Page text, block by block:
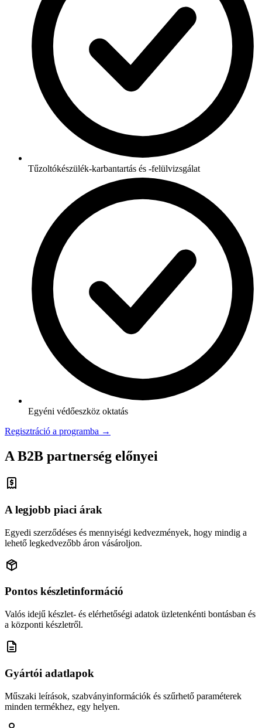
Tűzoltókészülék-karbantartás és -felülvizsgálat
Egyéni védőeszköz oktatás
Regisztráció a programba →
A B2B partnerség előnyei
A legjobb piaci árak
Egyedi szerződéses és mennyiségi kedvezmények, hogy mindig a
lehető legkedvezőbb áron vásároljon.
Pontos készletinformáció
Valós idejű készlet- és elérhetőségi adatok üzletenkénti bontásban és
a központi készletről.
Gyártói adatlapok
Műszaki leírások, szabványinformációk és szűrhető paraméterek
minden termékhez, egy helyen.